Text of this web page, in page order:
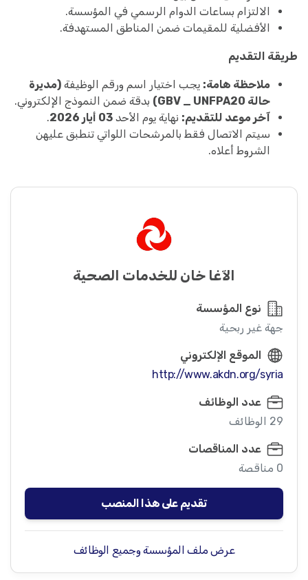
الالتزام بساعات الدوام الرسمي في المؤسسة.
الأفضلية للمقيمات ضمن المناطق المستهدفة.
طريقة التقديم
ملاحظة هامة: يجب اختيار اسم ورقم الوظيفة (مديرة
حالة GBV _ UNFPA20)
بدقة ضمن النموذج الإلكتروني.
آخر موعد للتقديم: نهاية يوم الأحد 03 أيار 2026
.
سيتم الاتصال فقط بالمرشحات اللواتي تنطبق عليهن
الشروط أعلاه.
الآغا خان للخدمات الصحية
نوع المؤسسة
جهة غير ربحية
الموقع الإلكتروني
http://www.akdn.org/syria
عدد الوظائف
29 الوظائف
عدد المناقصات
0 مناقصة
تقديم على هذا المنصب
عرض ملف المؤسسة وجميع الوظائف